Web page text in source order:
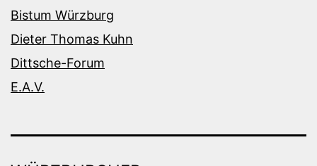
Bistum Würzburg
Dieter Thomas Kuhn
Dittsche-Forum
E.A.V.